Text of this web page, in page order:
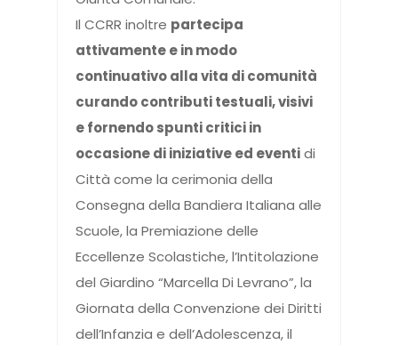
Il CCRR inoltre partecipa
attivamente e in modo
continuativo alla vita di comunità
curando contributi testuali, visivi
e fornendo spunti critici in
occasione di iniziative ed eventidi
Città come la cerimonia della
Consegna della Bandiera Italiana alle
Scuole, la Premiazione delle
Eccellenze Scolastiche, l’Intitolazione
del Giardino “Marcella Di Levrano”, la
Giornata della Convenzione dei Diritti
dell’Infanzia e dell’Adolescenza, il